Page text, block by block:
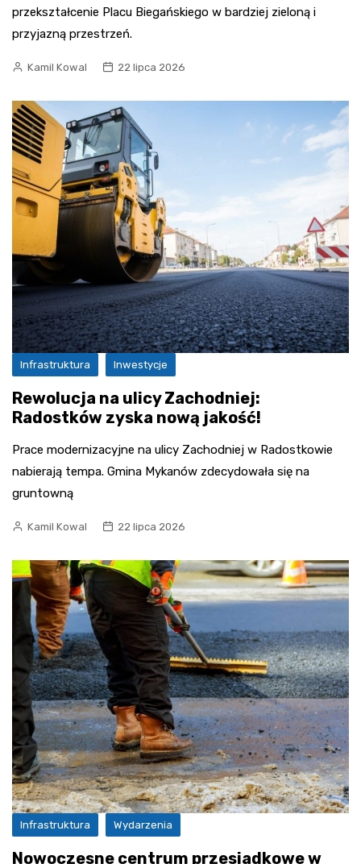
przekształcenie Placu Biegańskiego w bardziej zieloną i
przyjazną przestrzeń.
Kamil Kowal 22 lipca 2026
Infrastruktura Inwestycje
Rewolucja na ulicy Zachodniej:
Radostków zyska nową jakość!
Prace modernizacyjne na ulicy Zachodniej w Radostkowie
nabierają tempa. Gmina Mykanów zdecydowała się na
gruntowną
Kamil Kowal 22 lipca 2026
Infrastruktura Wydarzenia
Nowoczesne centrum przesiadkowe w